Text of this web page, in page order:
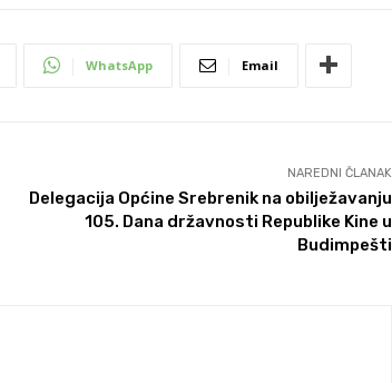
WhatsApp Email
NAREDNI ČLANAK
Delegacija Općine Srebrenik na obilježavanju
105. Dana državnosti Republike Kine u
Budimpešti